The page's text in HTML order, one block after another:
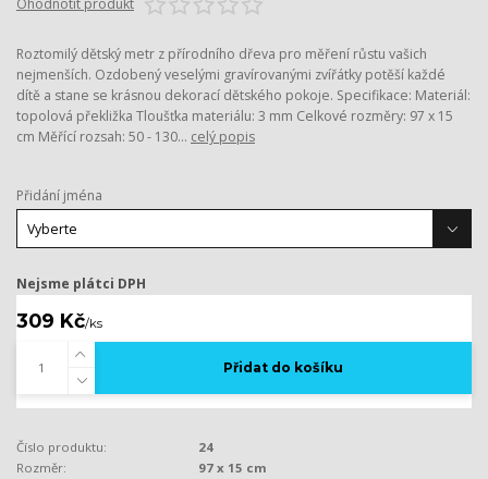
Ohodnotit produkt
Roztomilý dětský metr z přírodního dřeva pro měření růstu vašich
nejmenších. Ozdobený veselými gravírovanými zvířátky potěší každé
dítě a stane se krásnou dekorací dětského pokoje. Specifikace: Materiál:
topolová překližka Tloušťka materiálu: 3 mm Celkové rozměry: 97 x 15
cm Měřící rozsah: 50 - 130... celý popis
Přidání jména
Nejsme plátci DPH
309 Kč/ks
Přidat do košíku
Číslo produktu:
24
Rozměr:
97 x 15 cm